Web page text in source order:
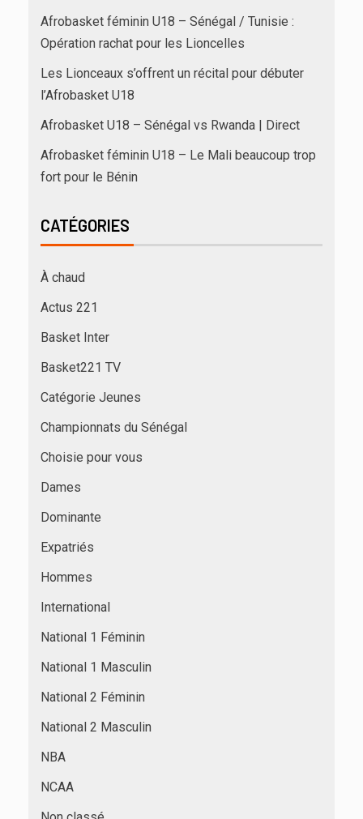
Afrobasket féminin U18 – Sénégal / Tunisie :
Opération rachat pour les Lioncelles
Les Lionceaux s’offrent un récital pour débuter
l’Afrobasket U18
Afrobasket U18 – Sénégal vs Rwanda | Direct
Afrobasket féminin U18 – Le Mali beaucoup trop
fort pour le Bénin
CATÉGORIES
À chaud
Actus 221
Basket Inter
Basket221 TV
Catégorie Jeunes
Championnats du Sénégal
Choisie pour vous
Dames
Dominante
Expatriés
Hommes
International
National 1 Féminin
National 1 Masculin
National 2 Féminin
National 2 Masculin
NBA
NCAA